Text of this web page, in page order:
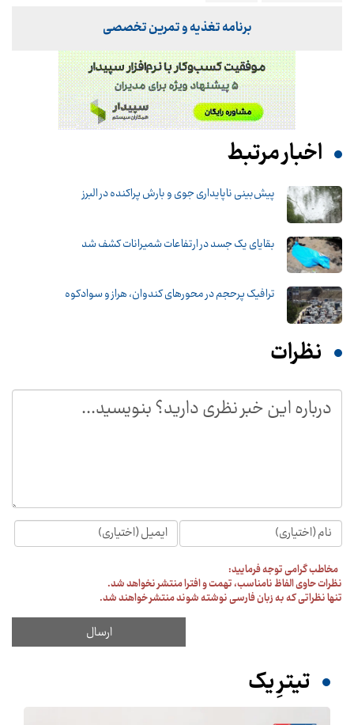
برنامه تغذیه و تمرین تخصصی
اخبار مرتبط
پیش‌بینی ناپایداری جوی و بارش پراکنده در البرز
بقایای یک جسد در ارتفاعات شمیرانات کشف شد
ترافیک پرحجم در محورهای کندوان، هراز و سوادکوه
نظرات
مخاطب گرامی توجه فرمایید:
نظرات حاوی الفاظ نامناسب، تهمت و افترا منتشر نخواهد شد.
تنها نظراتی که به زبان فارسی نوشته شوند منتشر خواهند شد.
تیترِ یک